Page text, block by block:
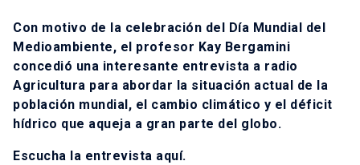
Con motivo de la celebración del Día Mundial del
Medioambiente, el profesor Kay Bergamini
concedió una interesante entrevista a radio
Agricultura para abordar la situación actual de la
población mundial, el cambio climático y el déficit
hídrico que aqueja a gran parte del globo.
Escucha la entrevista aquí.